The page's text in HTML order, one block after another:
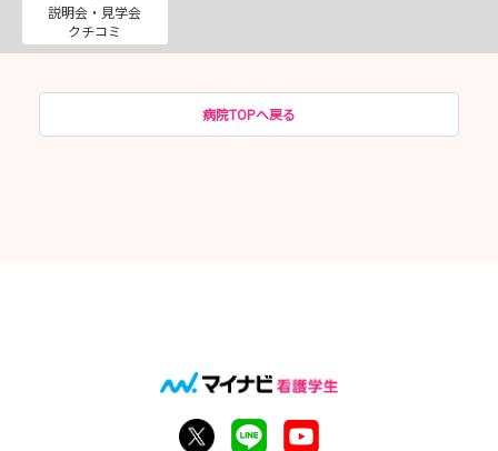
説明会・見学会
クチコミ
病院TOPへ戻る